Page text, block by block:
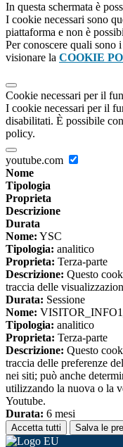
In questa schermata è
I cookie necessari sono
piattaforma e non è
Per conoscere quali sono
visionare la COOKIE
Cookie necessari per il
I cookie necessari per il
disabilitati. È possibile
policy.
youtube.com
Nome
Tipologia
Proprieta
Descrizione
Durata
Nome: YSC
Tipologia: analitico
Proprieta: Terza-parte
Descrizione: Questo
traccia delle
Durata: Sessione
Nome:
Tipologia: analitico
Proprieta: Terza-parte
Descrizione: Questo
traccia delle preferenze
nei siti; può anche
utilizzando la nuova o la
Youtube.
Durata: 6 mesi
Accetta tutti Salva le